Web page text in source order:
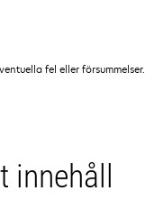
fel eller försummelser.
innehåll